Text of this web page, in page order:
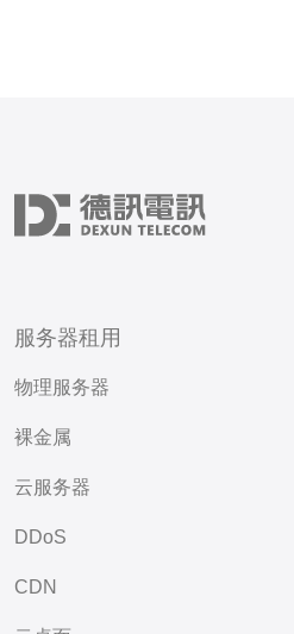
服务器租用
物理服务器
裸金属
云服务器
DDoS
CDN